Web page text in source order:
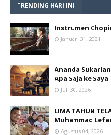
TRENDING HARI INI
Instrumen
Januari 31, 2021
Ananda
Apa Saja ke Saya
Juli 30, 2026
LIMA TAHUN
Muhammad
Agustus 04, 2026